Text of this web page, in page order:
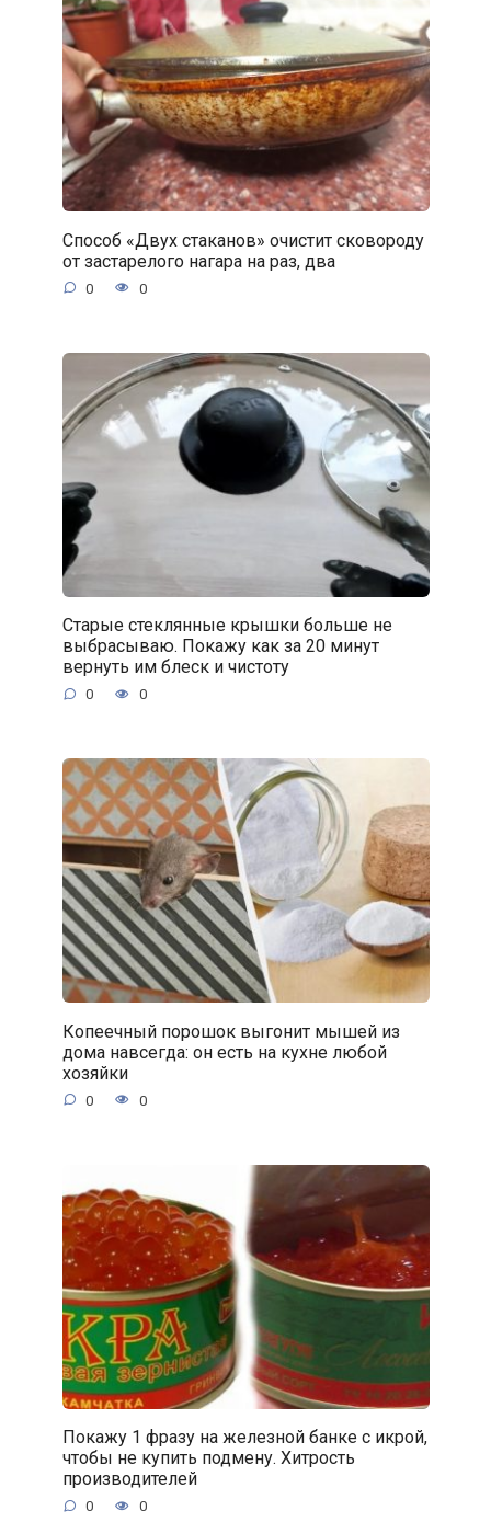
Способ «Двух стаканов» очистит сковороду
от застарелого нагара на раз, два
0 0
Старые стеклянные крышки больше не
выбрасываю. Покажу как за 20 минут
вернуть им блеск и чистоту
0 0
Копеечный порошок выгонит мышей из
дома навсегда: он есть на кухне любой
хозяйки
0 0
Покажу 1 фразу на железной банке с икрой,
чтобы не купить подмену. Хитрость
производителей
0 0